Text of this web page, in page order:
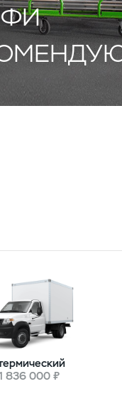
836 000 ₽